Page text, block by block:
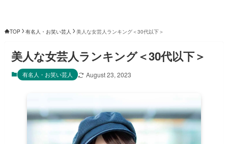
TOP 有名人・お笑い芸人 美人な女芸人ランキング＜30代以下＞
美人な女芸人ランキング＜30代以下＞
有名人・お笑い芸人 August 23, 2023